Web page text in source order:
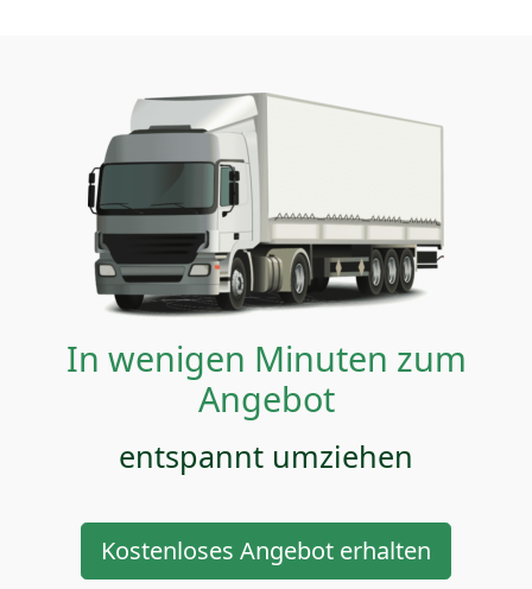
In wenigen Minuten zum
Angebot
entspannt umziehen
Kostenloses Angebot erhalten